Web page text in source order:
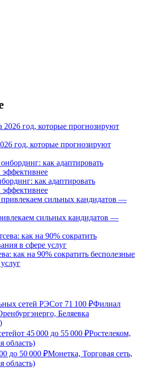
год, которые прогнозируют
как адаптировать
эффективнее
сильных кандидатов —
как на 90% сократить бесполезные
сетей РЭСот 71 100 ₽Филиал
Беляевка
от 45 000 до 55 000 ₽Ростелеком,
область)
до 50 000 ₽Монетка, Торговая сеть,
область)